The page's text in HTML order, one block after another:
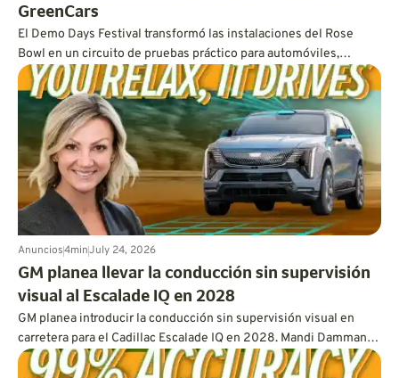
GreenCars
El Demo Days Festival transformó las instalaciones del Rose
Bowl en un circuito de pruebas práctico para automóviles,
camionetas, motocicletas, vehículos de micromovilidad y
todoterrenos. GreenCars se sumó al fin de semana con charlas
en vivo sobre vehículos eléctricos, recomendaciones
personalizadas de nuestro Matchmaker y el apoyo de Sherman
Oaks BMW y Keyes Lexus.
Anuncios4minJuly 24, 2026
GM planea llevar la conducción sin supervisión
visual al Escalade IQ en 2028
GM planea introducir la conducción sin supervisión visual en
carretera para el Cadillac Escalade IQ en 2028. Mandi Damman
explica por qué permitir que los conductores aparten la vista